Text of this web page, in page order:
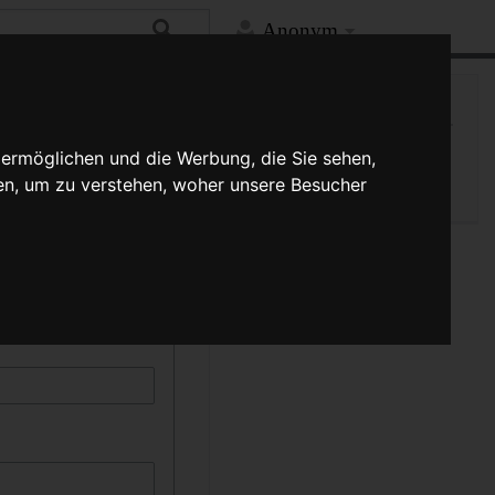
und die Werbung, die Sie sehen,
um zu verstehen, woher unsere Besucher
Anonym
durch die Auswahl
muss
Spezialseite
Druckversion